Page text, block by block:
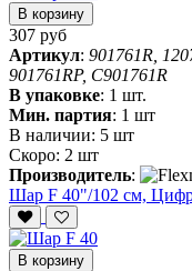
В корзину
307 руб
Артикул: 901761R,
901761RP, C901761R
В упаковке: 1 шт.
Мин. партия: 1 шт
В наличии: 5 шт
Скоро: 2 шт
Производитель:
Шар F 40"/102 см,
В корзину